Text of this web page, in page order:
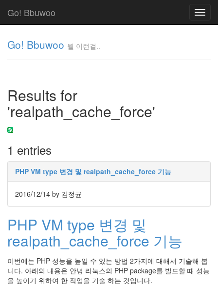
Go! Bbuwoo
Go! Bbuwoo 뭘 이런걸..
Results for
'realpath_cache_force'
1 entries
PHP VM type 변경 및 realpath_cache_force 기능
2016/12/14 by 김정균
PHP VM type 변경 및
realpath_cache_force 기능
이번에는 PHP 성능을 높일 수 있는 방법 2가지에 대해서 기술해 봅
니다. 아래의 내용은 안녕 리눅스의 PHP package를 빌드할 때 성능
을 높이기 위하여 한 작업을 기술 하는 것입니다.
걸..
김
정
균
Tag
Cloud
안
눅
스
AnNyung
Firefox